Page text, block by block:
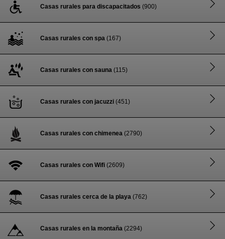
Casas rurales para discapacitados (900)
Casas rurales con spa (167)
Casas rurales con sauna (115)
Casas rurales con jacuzzi (451)
Casas rurales con chimenea (2790)
Casas rurales con Wifi (2609)
Casas rurales cerca de la playa (762)
Casas rurales en la montaña (2294)